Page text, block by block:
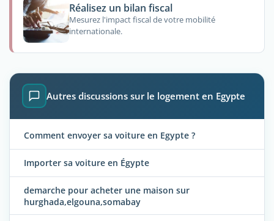
Réalisez un bilan fiscal
Mesurez l'impact fiscal de votre mobilité
internationale.
Autres discussions sur le logement en Egypte
Comment envoyer sa voiture en Egypte ?
Importer sa voiture en Égypte
demarche pour acheter une maison sur
hurghada,elgouna,somabay